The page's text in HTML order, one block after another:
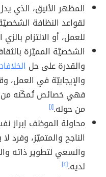
المظهر الأنيق، الذي
لقواعد النظافة
للعمل، أو الالتزام
الشخصيّة المميّزة
والقدرة على حل
والإيجابيّة في العمل،
فهي خصائص تُمكّنه من
من حوله.[١]
محاولة الموظف إبراز
الناجح والمتميّز، وفرد
والسعي لتطوير ذاته
لديه.[٤]